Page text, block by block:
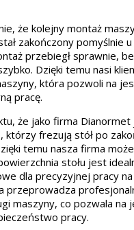
że kolejny montaż
zakończony pomyślnie
przebiegł sprawnie,
Dzięki temu nasi
która pozwoli na
pracę.
że jako firma
którzy frezują stół po
temu nasza firma może
stołu jest
dla precyzyjnej pracy na
przeprowadza
maszyny, co pozwala na
pracy.